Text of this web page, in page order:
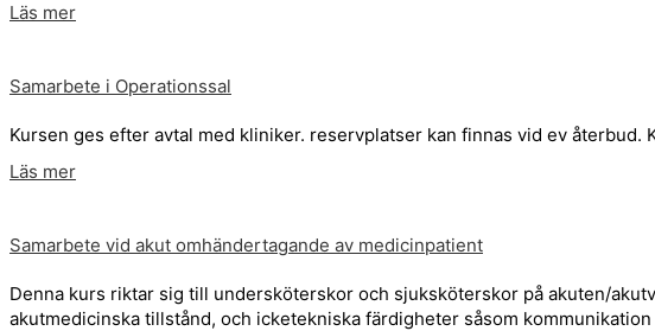
Läs mer
Samarbete i Operationssal
Kursen ges efter avtal med kliniker. reservplatser kan finnas vid ev
Läs mer
Samarbete vid akut omhändertagande av medicinpatient
Denna kurs riktar sig till undersköterskor och sjuksköterskor på akuten/
akutmedicinska tillstånd, och icketekniska färdigheter såsom